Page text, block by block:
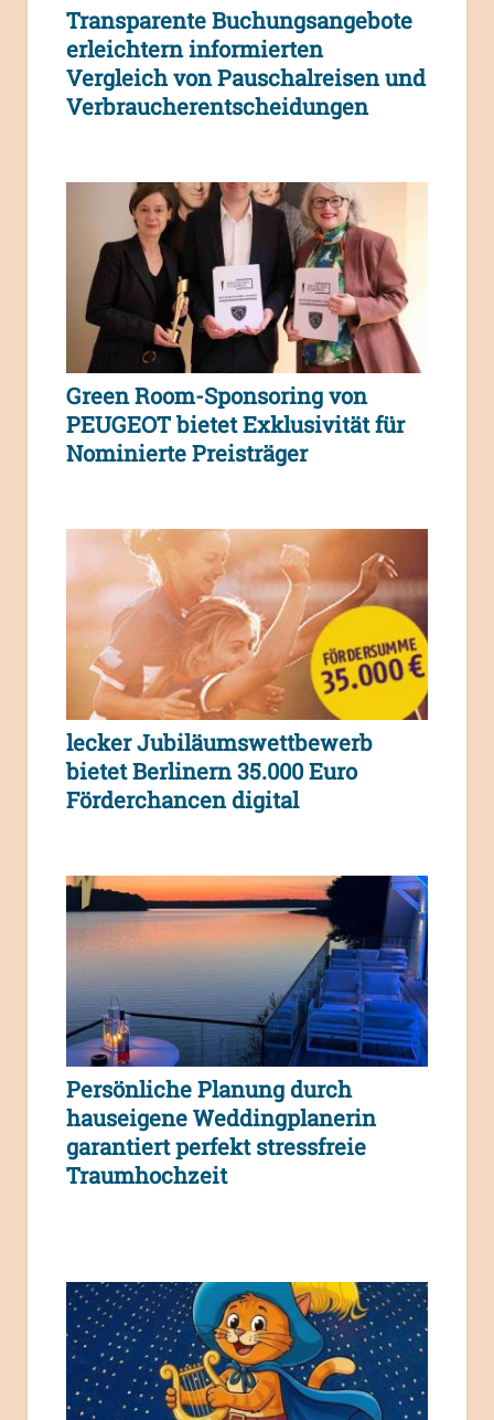
Transparente Buchungsangebote
erleichtern informierten
Vergleich von Pauschalreisen und
Verbraucherentscheidungen
Green Room-Sponsoring von
PEUGEOT bietet Exklusivität für
Nominierte Preisträger
lecker Jubiläumswettbewerb
bietet Berlinern 35.000 Euro
Förderchancen digital
Persönliche Planung durch
hauseigene Weddingplanerin
garantiert perfekt stressfreie
Traumhochzeit